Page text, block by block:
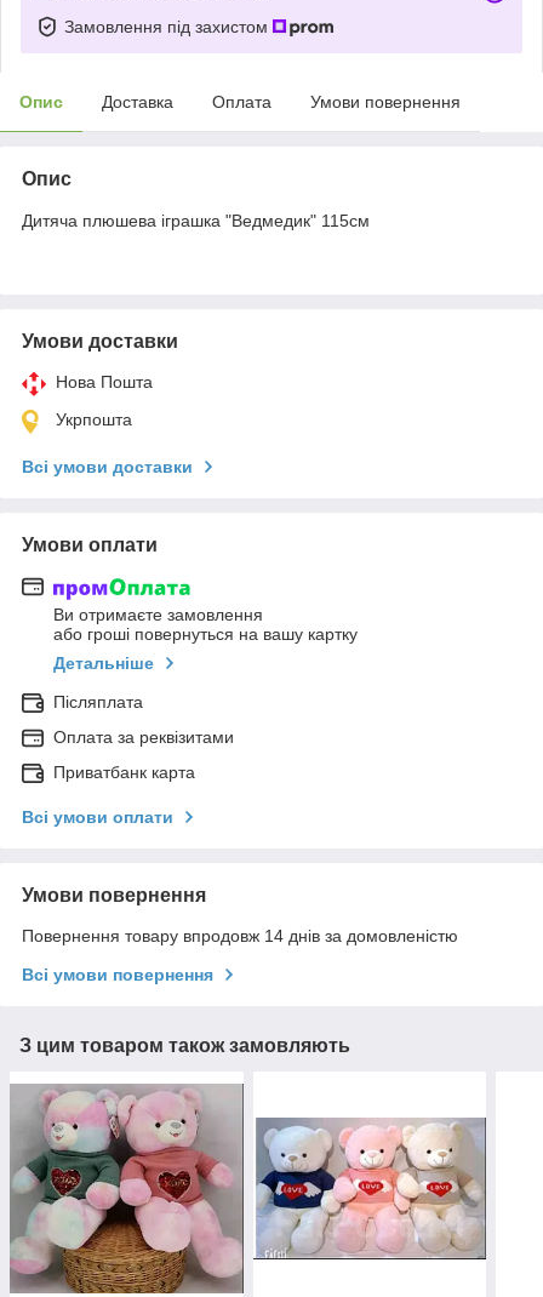
Замовлення під захистом
Опис Доставка Оплата Умови повернення
Опис
Дитяча плюшева іграшка "Ведмедик" 115см
Умови доставки
Нова Пошта
Укрпошта
Всі умови доставки
Умови оплати
Ви отримаєте замовлення
або гроші повернуться на вашу картку
Детальніше
Післяплата
Оплата за реквізитами
Приватбанк карта
Всі умови оплати
Умови повернення
Повернення товару впродовж 14 днів за домовленістю
Всі умови повернення
З цим товаром також замовляють